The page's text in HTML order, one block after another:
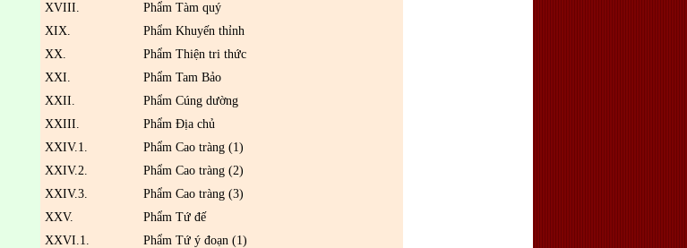
XVIII.
Phẩm Tàm quý
XIX.
Phẩm Khuyến thỉnh
XX.
Phẩm Thiện tri thức
XXI.
Phẩm Tam Bảo
XXII.
Phẩm Cúng dường
XXIII.
Phẩm Ðịa chủ
XXIV.1.
Phẩm Cao tràng (1)
XXIV.2.
Phẩm Cao tràng (2)
XXIV.3.
Phẩm Cao tràng (3)
XXV. Phẩm Tứ đế
XXVI.1.
Phẩm Tứ ý đoạn (1)